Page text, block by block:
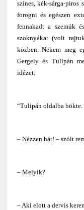
színes, kék-sárga-piros
forogni és egészen
fennakadt a szemük
szoknyákat (volt
közben. Nekem meg
Gergely és Tulipán
idézet:
“Tulipán oldalba bökte.
– Nézzen hát! – szólt
– Melyik?
– Aki elott a dervis